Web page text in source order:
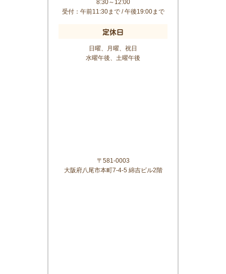
8:30～12:00
受付：午前11:30まで / 午後19:00まで
定休日
日曜、月曜、祝日
水曜午後、土曜午後
〒581-0003
大阪府八尾市本町7-4-5 綿吉ビル2階